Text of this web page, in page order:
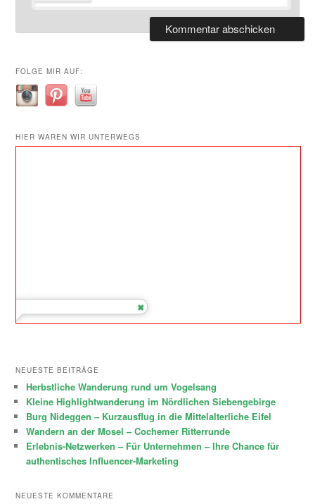
FOLGE MIR AUF:
HIER WAREN WIR UNTERWEGS
NEUESTE BEITRÄGE
Herbstliche Wanderung rund um Vogelsang
Kleine Highlightwanderung im Nördlichen Siebengebirge
Burg Nideggen – Kurzausflug in die Mittelalterliche Eifel
Wandern an der Mosel – Cochemer Ritterrunde
Erlebnis-Netzwerken – Für Unternehmen – Ihre Chance für
authentisches Influencer-Marketing
NEUESTE KOMMENTARE